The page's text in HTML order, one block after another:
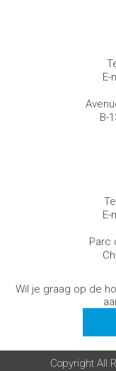
E-
B-
E-
Parc
Wil je graag op de
Copyright All